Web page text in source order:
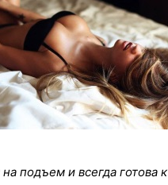
подъем и всегда готова к